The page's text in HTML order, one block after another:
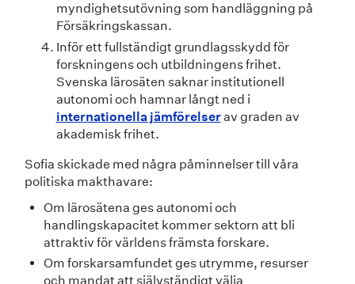
myndighetsutövning som handläggning på
Försäkringskassan.
Inför ett fullständigt grundlagsskydd för
forskningens och utbildningens frihet.
Svenska lärosäten saknar institutionell
autonomi och hamnar långt ned i
internationella jämförelserav graden av
akademisk frihet.
Sofia skickade med några påminnelser till våra
politiska makthavare:
Om lärosätena ges autonomi och
handlingskapacitet kommer sektorn att bli
attraktiv för världens främsta forskare.
Om forskarsamfundet ges utrymme, resurser
och mandat att självständigt välja